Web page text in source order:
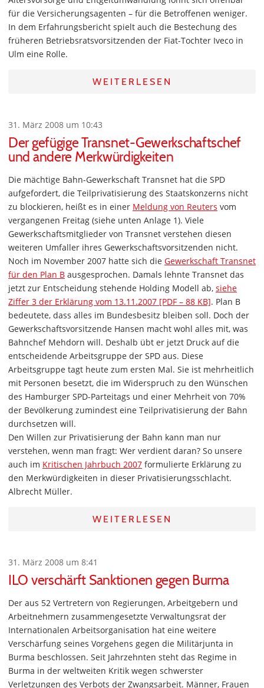
für die Versicherungsagenten – für die Betroffenen weniger.
In dem Erfahrungsbericht spielt auch die Bestechung des
früheren Betriebsratsvorsitzenden der Fiat-Tochter Iveco in
Ulm eine Rolle.
WEITERLESEN
31. März 2008 um 10:43
Der gefügige Transnet-Gewerkschaftschef
und andere Merkwürdigkeiten
Die mächtige Bahn-Gewerkschaft Transnet hat die SPD
aufgefordert, die Teilprivatisierung des Staatskonzerns nicht
zu blockieren, heißt es in einer Meldung von Reuters vom
vergangenen Freitag (siehe unten Anlage 1). Viele
Gewerkschaftsmitglieder von Transnet verstehen diesen
weiteren Umfaller ihres Gewerkschaftsvorsitzenden nicht.
Noch im November 2007 hatte sich die Gewerkschaft Transnet
für den Plan B ausgesprochen. Damals lehnte Transnet das
jetzt zur Entscheidung stehende Holding Modell ab, siehe
Ziffer 3 der Erklärung vom 13.11.2007 [PDF – 88 KB]. Plan B
bedeutete, dass alles im Bundesbesitz bleiben soll. Doch der
Gewerkschaftsvorsitzende Hansen macht wohl alles mit, was
Bahnchef Mehdorn will. Deshalb übt er jetzt Druck auf die
entscheidende Arbeitsgruppe der SPD aus. Diese
Arbeitsgruppe tagt heute zum ersten Mal. Sie ist mehrheitlich
mit Personen besetzt, die im Widerspruch zu den Wünschen
des Hamburger SPD-Parteitags und einer Mehrheit von 70%
der Bevölkerung zumindest eine Teilprivatisierung der Bahn
durchsetzen will.
Den Willen zur Privatisierung der Bahn kann man nur
verstehen, wenn man fragt: Wer verdient daran? So unsere
auch im Kritischen Jahrbuch 2007 formulierte Erklärung zu
den Merkwürdigkeiten in dieser Privatisierungsschlacht.
Albrecht Müller.
WEITERLESEN
31. März 2008 um 8:41
ILO verschärft Sanktionen gegen Burma
Der aus 52 Vertretern von Regierungen, Arbeitgebern und
Arbeitnehmern zusammengesetzte Verwaltungsrat der
Internationalen Arbeitsorganisation hat eine weitere
Verschärfung seines Vorgehens gegen die Militärjunta in
Burma beschlossen. Seit Jahrzehnten steht das Regime in
Burma in der weltweiten Kritik wegen schwerster
Verletzungen des Verbots der Zwangsarbeit. Männer, Frauen